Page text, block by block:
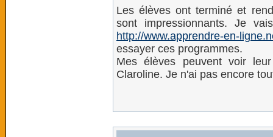
Les élèves ont terminé et
sont impressionnants. Je
http://www.apprendre-en-
essayer ces programmes.
Mes élèves peuvent voir
Claroline. Je n'ai pas encore